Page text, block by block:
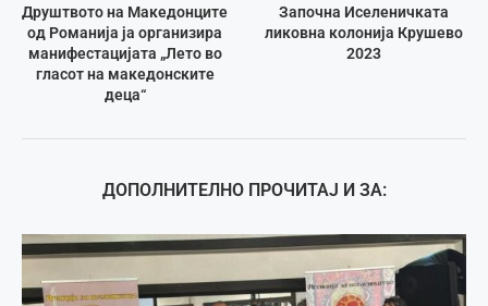
Друштвото на Македонците
од Романија ја организира
манифестацијата „Лето во
гласот на македонските
деца“
Започна Иселеничката
ликовна колонија Крушево
2023
ДОПОЛНИТЕЛНО ПРОЧИТАЈ И ЗА: